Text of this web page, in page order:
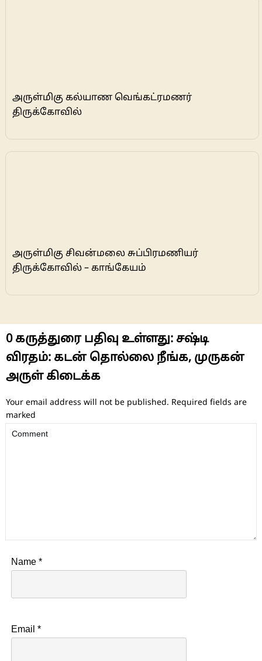
அருள்மிகு கல்யாண வெங்கட்ரமணர்
திருக்கோவில்
அருள்மிகு சிவன்மலை சுப்பிரமணியர்
திருக்கோவில் – காங்கேயம்
0கருத்துரை பதிவு உள்ளது: சஷ்டி
விரதம்: கடன் தொல்லை நீங்க, முருகன்
அருள் கிடைக்க
Your email address will not be published. Required fields are
marked
Name *
Email *